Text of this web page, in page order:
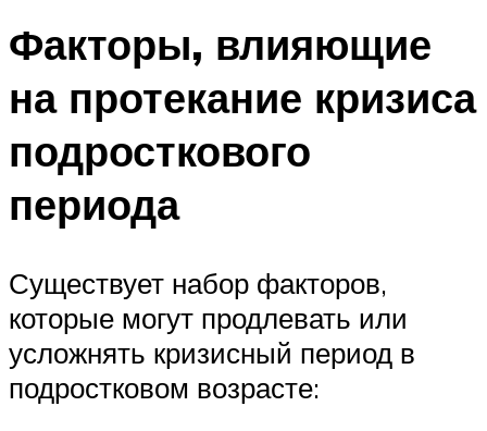
Факторы, влияющие
на протекание кризиса
подросткового
периода
Существует набор факторов,
которые могут продлевать или
усложнять кризисный период в
подростковом возрасте: